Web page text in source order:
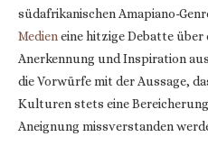
südafrikanischen Amapiano-
Medien eine hitzige Debatte
Anerkennung und Inspiration
die Vorwürfe mit der Aussage,
Kulturen stets eine
Aneignung missverstanden